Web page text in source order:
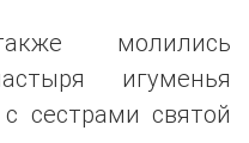
молились
игуменья
сестрами святой